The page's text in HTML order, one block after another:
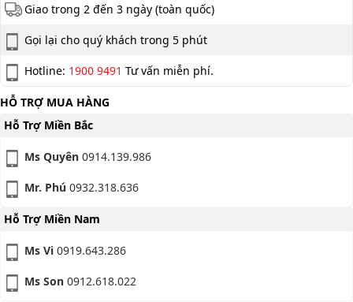
Giao trong 2 đến 3 ngày (toàn quốc)
Gọi lại cho quý khách trong 5 phút
Hotline: 1900 9491 Tư vấn miễn phí.
HỖ TRỢ MUA HÀNG
Hỗ Trợ Miền Bắc
Ms Quyên 0914.139.986
Mr. Phú 0932.318.636
Hỗ Trợ Miền Nam
Ms Vi 0919.643.286
Ms Son 0912.618.022